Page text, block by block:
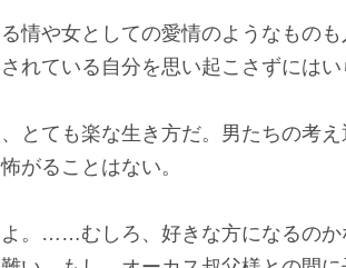
情や女としての愛情のようなもの
れている自分を思い起こさずにはい
とても楽な生き方だ。男たちの考
がることはない。
よ。……むしろ、好きな方になるのか